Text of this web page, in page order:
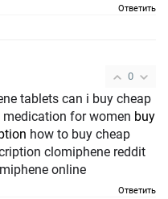
Ответить
0
tablets can i buy cheap
for women buy
how to buy cheap
clomiphene reddit
online
Ответить